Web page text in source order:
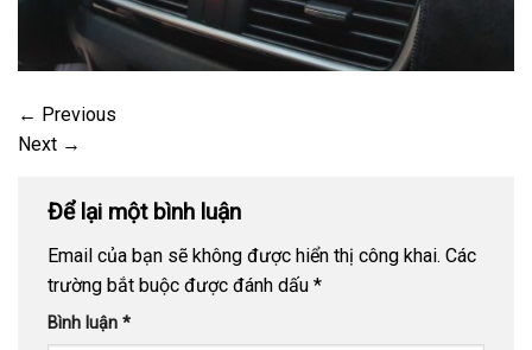
← Previous
Next →
Để lại một bình luận
Email của bạn sẽ không được hiển thị công khai. Các
trường bắt buộc được đánh dấu *
Bình luận *